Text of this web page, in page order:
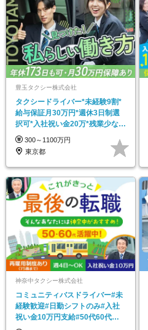
豊玉タクシー株式会社
タクシードライバー*未経験9割*
給与保証月30万円*週休3日制選
択可*入社祝い金20万*残業少なめ
*賞与年3回
300～1100万円
東京都
神奈中タクシー株式会社
コミュニティバスドライバー#未
経験歓迎#日勤シフトのみ#入社
祝い金10万円支給#50代60代活
躍中#車通勤OK